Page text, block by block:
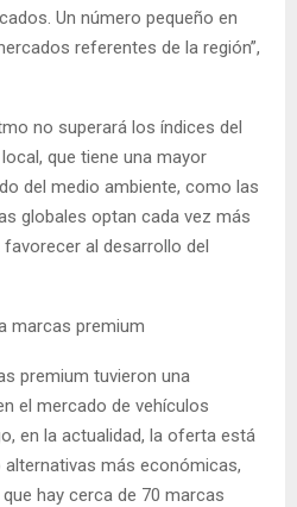
Un número pequeño en
referentes de la región”,
no superará los índices del
que tiene una mayor
del medio ambiente, como las
globales optan cada vez más
al desarrollo del
marcas premium
premium tuvieron una
el mercado de vehículos
en la actualidad, la oferta está
más económicas,
hay cerca de 70 marcas